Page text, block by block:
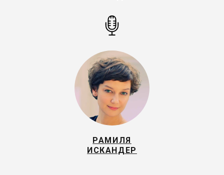
РАМИЛЯ
ИСКАНДЕР